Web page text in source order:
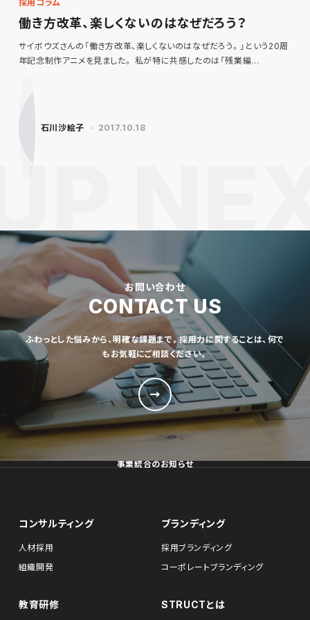
採用コラム
働き方改革、楽しくないのはなぜだろう？
サイボウズさんの「働き方改革、楽しくないのはなぜだろう。」という20周
年記念制作アニメを見ました。 私が特に共感したのは「残業編…
石川沙絵子 2017.10.18
お問い合わせ
CONTACT US
ふわっとした悩みから、明確な課題まで。採用力に関することは、何で
もお気軽にご相談ください。
事業統合のお知らせ
コンサルティング
人材採用
組織開発
ブランディング
採用ブランディング
コーポレートブランディング
教育研修 STRUCTとは